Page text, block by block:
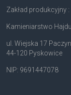
Zakład produkcyjny :
Kamieniarstwo
ul. Wiejska 17
44-120 Pyskowice
NIP: 9691447078